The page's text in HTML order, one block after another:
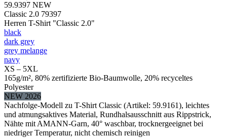
59.9397 NEW
Classic 2.0 79397
Herren T-Shirt "Classic 2.0"
black
dark grey
grey melange
navy
XS – 5XL
165g/m², 80% zertifizierte Bio-Baumwolle, 20% recyceltes
Polyester
NEW 2026
Nachfolge-Modell zu T-Shirt Classic (Artikel: 59.9161), leichtes
und atmungsaktives Material, Rundhalsausschnitt aus Rippstrick,
Nähte mit AMANN-Garn, 40° waschbar, trocknergeeignet bei
niedriger Temperatur, nicht chemisch reinigen